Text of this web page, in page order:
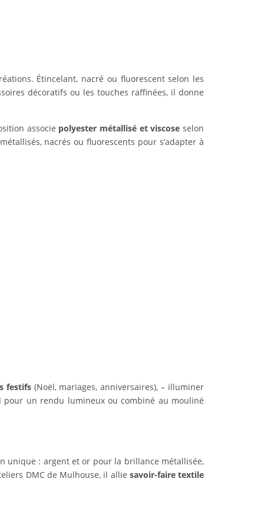
Étincelant, nacré ou fluorescent selon les
décoratifs ou les touches raffinées, il donne
associe polyester métallisé et viscose selon
nacrés ou fluorescents pour s’adapter à
festifs(Noël, mariages, anniversaires), – illuminer
un rendu lumineux ou combiné au mouliné
unique : argent et or pour la brillance métallisée,
DMC de Mulhouse, il allie savoir-faire textile